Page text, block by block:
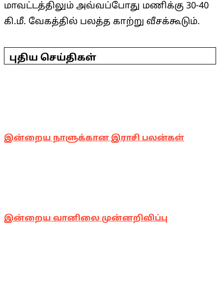
மாவட்டத்திலும் அவ்வப்போது மணிக்கு 30-40
கி.மீ. வேகத்தில் பலத்த காற்று வீசக்கூடும்.
05-
17புதிய செய்திகள்
இன்றைய நாளுக்கான இராசி பலன்கள்
இன்றைய வானிலை முன்னறிவிப்பு